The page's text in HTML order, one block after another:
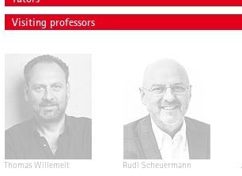
Visiting professors
Thomas Willemeit Rudi Scheuermann